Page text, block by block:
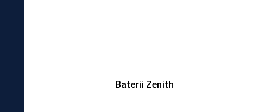
Baterii Zenith